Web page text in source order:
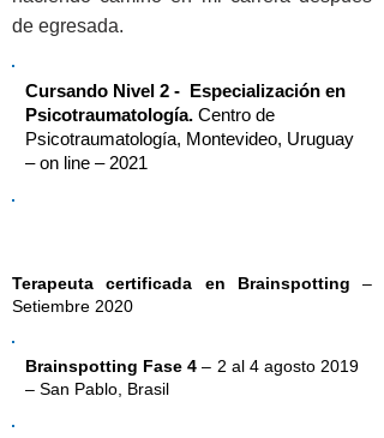
de egresada.
Cursando Nivel 2 - Especialización en
Psicotraumatología. Centro de
Psicotraumatología, Montevideo, Uruguay
– on line – 2021
Terapeuta certificada en Brainspotting –
Setiembre 2020
Brainspotting Fase 4– 2 al 4 agosto 2019
– San Pablo, Brasil